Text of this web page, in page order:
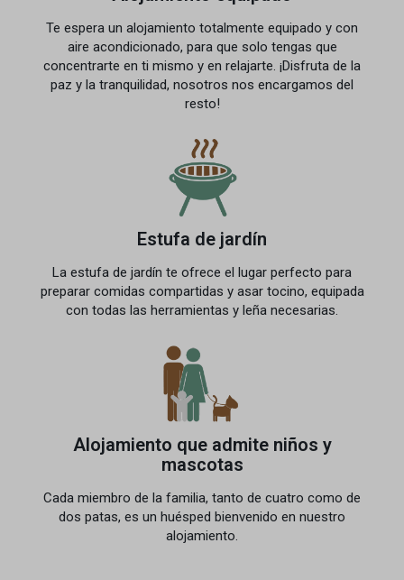
Te espera un alojamiento totalmente equipado y con
aire acondicionado, para que solo tengas que
concentrarte en ti mismo y en relajarte. ¡Disfruta de la
paz y la tranquilidad, nosotros nos encargamos del
resto!
Estufa de jardín
La estufa de jardín te ofrece el lugar perfecto para
preparar comidas compartidas y asar tocino, equipada
con todas las herramientas y leña necesarias.
Alojamiento que admite niños y
mascotas
Cada miembro de la familia, tanto de cuatro como de
dos patas, es un huésped bienvenido en nuestro
alojamiento.